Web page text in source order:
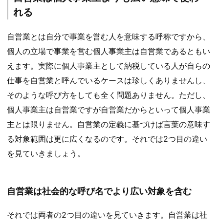
れる
自営業とは自分で事業を営む人を意味する呼称ですから、
個人の立場で事業を営む個人事業主は自営業であるともい
えます。実際に個人事業主として納税している人が自らの
仕事を自営業と呼んでいるケースは珍しくありませんし、
そのような呼び方をしても全く問題ありません。ただし、
個人事業主は自営業ですが自営業だからといって個人事業
主とは限りません。自営業の定義に基づけば言葉の意味す
る対象範囲は更に広くなるのです。それでは2つ目の違い
を見ていきましょう。
自営業は社会的な呼び名でより広い対象を含む
それでは両者の2つ目の違いを見ていきます。自営業は社